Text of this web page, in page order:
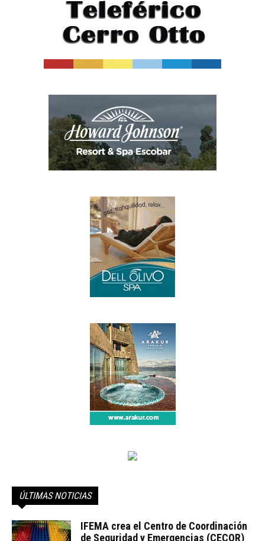
ÚLTIMAS NOTICIAS
IFEMA crea el Centro de Coordinación
de Seguridad y Emergencias (CECOR)